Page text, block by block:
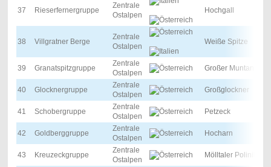
37 Rieserfernergruppe
Zentrale
Ostalpen
Hochgall
38 Villgratner Berge
Zentrale
Ostalpen
Weiße Spitze
39 Granatspitzgruppe
Zentrale
Ostalpen
Großer Muntanitz
40 Glocknergruppe
Zentrale
Ostalpen
Großglockner
41 Schobergruppe
Zentrale
Ostalpen
Petzeck
42 Goldberggruppe
Zentrale
Ostalpen
Hocharn
43 Kreuzeckgruppe
Zentrale
Ostalpen
Mölltaler Polinik